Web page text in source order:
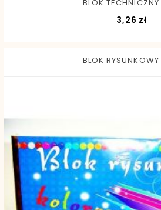
BLOK
3,26 zł
BLOK